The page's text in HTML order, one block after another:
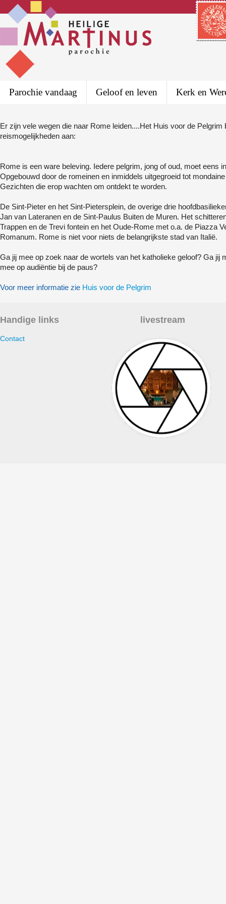
Parochie vandaag Geloof en leven Kerk en
Er zijn vele wegen die naar Rome leiden....Het Huis voor de Pelgrim
reismogelijkheden aan:
Rome is een ware beleving. Iedere pelgrim, jong of oud, moet eens
Opgebouwd door de romeinen en inmiddels uitgegroeid tot
Gezichten die erop wachten om ontdekt te worden.
De Sint-Pieter en het Sint-Pietersplein, de overige drie
Jan van Lateranen en de Sint-Paulus Buiten de Muren. Het
Trappen en de Trevi fontein en het Oude-Rome met o.a. de Piazza
Romanum. Rome is niet voor niets de belangrijkste stad van Italië.
Ga jij mee op zoek naar de wortels van het katholieke geloof? Ga jij
mee op audiëntie bij de paus?
Voor meer informatie zie Huis voor de Pelgrim
Handige links
Contact
livestream